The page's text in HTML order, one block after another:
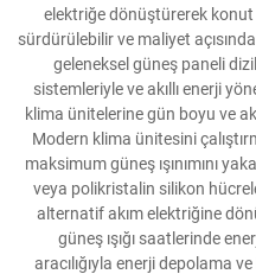
elektriğe dönüştürerek
sürdürülebilir ve maliyet
geleneksel güneş paneli
sistemleriyle ve akıllı enerji
klima ünitelerine gün boyu ve
Modern klima ünitesini
maksimum güneş ışınımını
veya polikristalin silikon
alternatif akım elektriğine
güneş ışığı saatlerinde
aracılığıyla enerji depolama